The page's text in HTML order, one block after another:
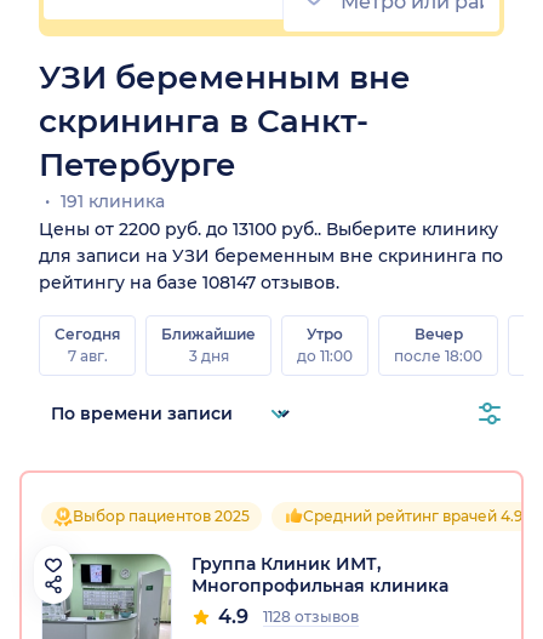
УЗИ беременным вне
скрининга в Санкт-
Петербурге
191 клиника
Цены от 2200 руб. до 13100 руб.. Выберите клинику
для записи на УЗИ беременным вне скрининга по
рейтингу на базе 108147 отзывов.
Сегодня
7 авг.
Ближайшие
3 дня
Утро
до 11:00
Вечер
после 18:00
Выбор пациентов 2025 Средний рейтинг врачей 4.9
Группа Клиник ИМТ,
Многопрофильная клиника
4.9 1128 отзывов